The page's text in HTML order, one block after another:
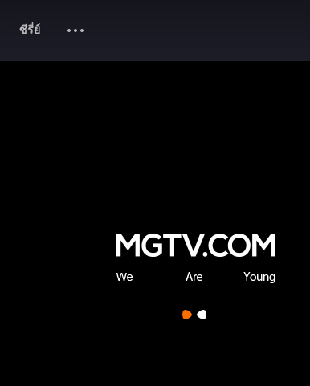
ซีรี่ย์